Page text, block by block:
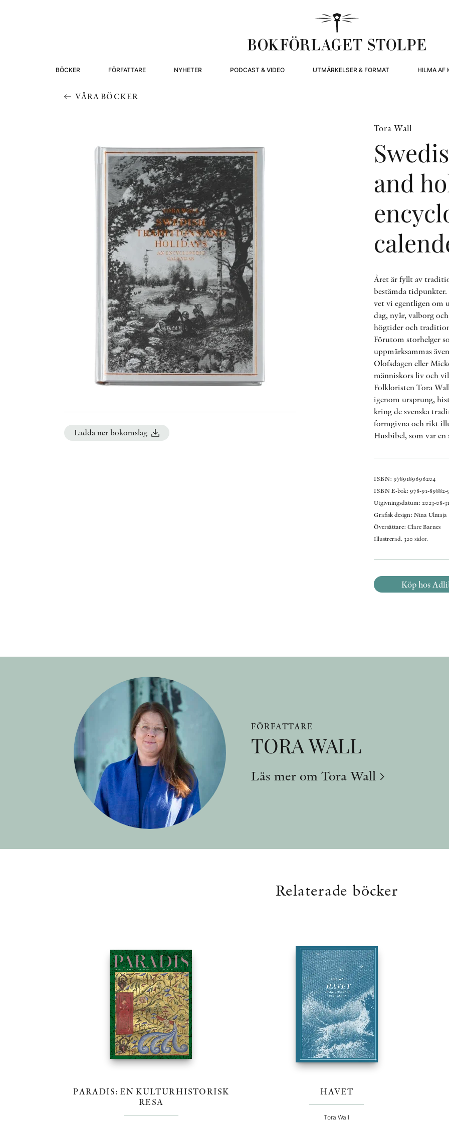
BÖCKER FÖRFATTARE NYHETER PODCAST & VIDEO UTMÄRKELSER & FORMAT HILMA AF
VÅRA BÖCKER
Ladda ner bokomslag
Tora Wall
and
Året är fyllt av
bestämda tidpunkter.
vet vi egentligen om
dag, nyår, valborg
högtider och
Förutom storhelger
uppmärksammas
Olofsdagen eller
människors liv och
Folkloristen Tora
igenom ursprung,
kring de svenska
formgivna och rikt
Husbibel, som var en
ISBN: 9789189696204
ISBN E-bok: 978-91-89882-
Utgivningsdatum: 2023-08-31
Grafisk design: Nina Ulmaja
Översättare: Clare Barnes
Illustrerad. 320 sidor.
Köp hos
FÖRFATTARE
TORA WALL
Läs mer om Tora Wall
Relaterade böcker
PARADIS: EN KULTURHISTORISK
RESA
HAVET
Tora Wall